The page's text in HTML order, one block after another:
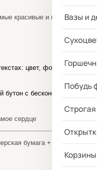
Вазы и
Побудь
красивые и плотные
цвет, форма,
бутон с бесконечным
сердце
бумага + атласные